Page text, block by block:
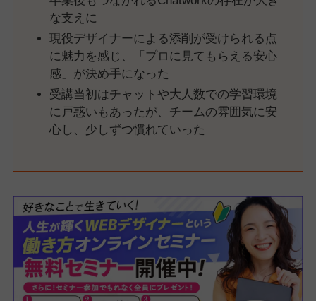
な支えに
現役デザイナーによる添削が受けられる点
に魅力を感じ、「プロに見てもらえる安心
感」が決め手になった
受講当初はチャットや大人数での学習環境
に戸惑いもあったが、チームの雰囲気に安
心し、少しずつ慣れていった